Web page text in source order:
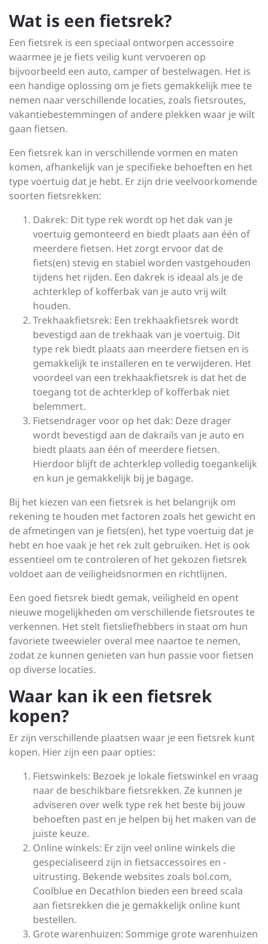
Wat is een fietsrek?
Een fietsrek is een speciaal ontworpen accessoire
waarmee je je fiets veilig kunt vervoeren op
bijvoorbeeld een auto, camper of bestelwagen. Het is
een handige oplossing om je fiets gemakkelijk mee te
nemen naar verschillende locaties, zoals fietsroutes,
vakantiebestemmingen of andere plekken waar je wilt
gaan fietsen.
Een fietsrek kan in verschillende vormen en maten
komen, afhankelijk van je specifieke behoeften en het
type voertuig dat je hebt. Er zijn drie veelvoorkomende
soorten fietsrekken:
Dakrek: Dit type rek wordt op het dak van je
voertuig gemonteerd en biedt plaats aan één of
meerdere fietsen. Het zorgt ervoor dat de
fiets(en) stevig en stabiel worden vastgehouden
tijdens het rijden. Een dakrek is ideaal als je de
achterklep of kofferbak van je auto vrij wilt
houden.
Trekhaakfietsrek: Een trekhaakfietsrek wordt
bevestigd aan de trekhaak van je voertuig. Dit
type rek biedt plaats aan meerdere fietsen en is
gemakkelijk te installeren en te verwijderen. Het
voordeel van een trekhaakfietsrek is dat het de
toegang tot de achterklep of kofferbak niet
belemmert.
Fietsendrager voor op het dak: Deze drager
wordt bevestigd aan de dakrails van je auto en
biedt plaats aan één of meerdere fietsen.
Hierdoor blijft de achterklep volledig toegankelijk
en kun je gemakkelijk bij je bagage.
Bij het kiezen van een fietsrek is het belangrijk om
rekening te houden met factoren zoals het gewicht en
de afmetingen van je fiets(en), het type voertuig dat je
hebt en hoe vaak je het rek zult gebruiken. Het is ook
essentieel om te controleren of het gekozen fietsrek
voldoet aan de veiligheidsnormen en richtlijnen.
Een goed fietsrek biedt gemak, veiligheid en opent
nieuwe mogelijkheden om verschillende fietsroutes te
verkennen. Het stelt fietsliefhebbers in staat om hun
favoriete tweewieler overal mee naartoe te nemen,
zodat ze kunnen genieten van hun passie voor fietsen
op diverse locaties.
Waar kan ik een fietsrek
kopen?
Er zijn verschillende plaatsen waar je een fietsrek kunt
kopen. Hier zijn een paar opties:
Fietswinkels: Bezoek je lokale fietswinkel en vraag
naar de beschikbare fietsrekken. Ze kunnen je
adviseren over welk type rek het beste bij jouw
behoeften past en je helpen bij het maken van de
juiste keuze.
Online winkels: Er zijn veel online winkels die
gespecialiseerd zijn in fietsaccessoires en -
uitrusting. Bekende websites zoals bol.com,
Coolblue en Decathlon bieden een breed scala
aan fietsrekken die je gemakkelijk online kunt
bestellen.
Grote warenhuizen: Sommige grote warenhuizen